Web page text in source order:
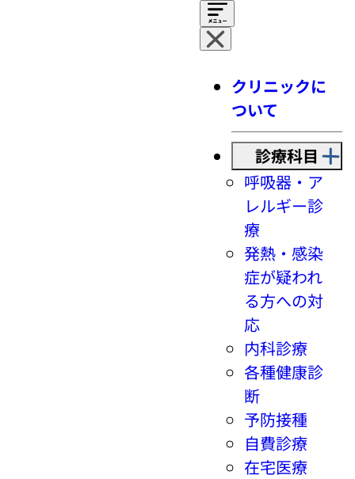
クリニックに
ついて
診療科目
呼吸器・ア
レルギー診
療
発熱・感染
症が疑われ
る方への対
応
内科診療
各種健康診
断
予防接種
自費診療
在宅医療